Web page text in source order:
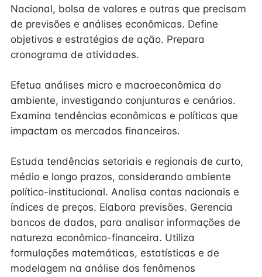
Nacional, bolsa de valores e outras que precisam
de previsões e análises econômicas. Define
objetivos e estratégias de ação. Prepara
cronograma de atividades.
Efetua análises micro e macroeconômica do
ambiente, investigando conjunturas e cenários.
Examina tendências econômicas e políticas que
impactam os mercados financeiros.
Estuda tendências setoriais e regionais de curto,
médio e longo prazos, considerando ambiente
político-institucional. Analisa contas nacionais e
índices de preços. Elabora previsões. Gerencia
bancos de dados, para analisar informações de
natureza econômico-financeira. Utiliza
formulações matemáticas, estatísticas e de
modelagem na análise dos fenômenos